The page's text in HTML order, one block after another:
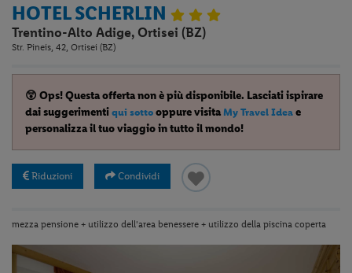
HOTEL SCHERLIN
Trentino-Alto Adige, Ortisei (BZ)
Str. Pineis, 42, Ortisei (BZ)
😲 Ops! Questa offerta non è più disponibile. Lasciati ispirare
dai suggerimentiqui sotto oppure visita My Travel Idea e
personalizza il tuo viaggio in tutto il mondo!
Riduzioni Condividi
mezza pensione + utilizzo dell'area benessere + utilizzo della piscina coperta